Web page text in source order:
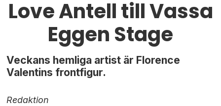
Love Antell till Vassa
Eggen Stage
Veckans hemliga artist är Florence
Valentins frontfigur.
Redaktion